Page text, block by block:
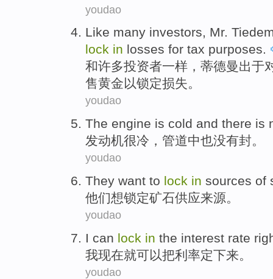
youdao
Like many investors, Mr.
lock in losses for tax purposes.
和许多投资者一样，蒂德曼出于
售黄金以锁定损失。
youdao
The engine is cold and there is
发动机很冷 ， 管道中也没有封。
youdao
They want to lock in sources of
他们想锁定矿石供应来源。
youdao
I can lock in the interest rate
我现在就可以把利率定下来。
youdao